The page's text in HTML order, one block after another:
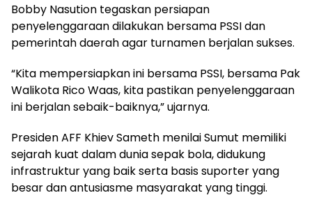
Bobby Nasution tegaskan persiapan
penyelenggaraan dilakukan bersama PSSI dan
pemerintah daerah agar turnamen berjalan sukses.
“Kita mempersiapkan ini bersama PSSI, bersama Pak
Walikota Rico Waas, kita pastikan penyelenggaraan
ini berjalan sebaik-baiknya,” ujarnya.
Presiden AFF Khiev Sameth menilai Sumut memiliki
sejarah kuat dalam dunia sepak bola, didukung
infrastruktur yang baik serta basis suporter yang
besar dan antusiasme masyarakat yang tinggi.